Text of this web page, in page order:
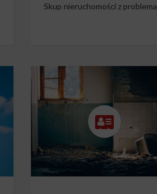
Skup nieruchomości z